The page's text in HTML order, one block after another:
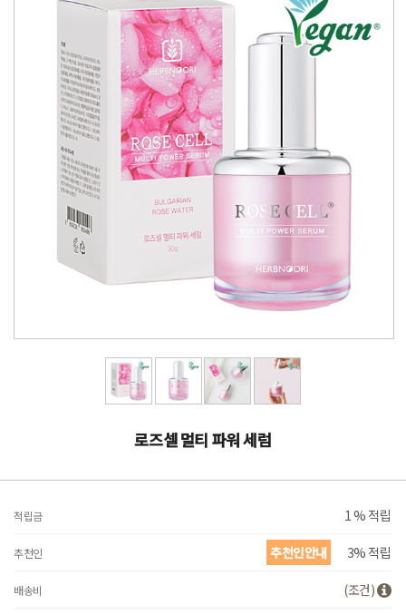
로즈셀 멀티 파워 세럼
적립금 1 % 적립
추천인 추천인안내 3% 적립
배송비 (조건)